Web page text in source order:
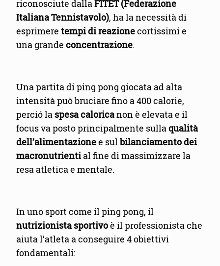
riconosciute dallaFITET (Federazione
Italiana Tennistavolo), ha la necessità di
esprimere tempi di reazionecortissimi e
una grande concentrazione.
Una partita di ping pong giocata ad alta
intensità può bruciare fino a 400 calorie,
perció la spesa caloricanon è elevata e il
focus va posto principalmente sullaqualità
dell’alimentazionee sulbilanciamento dei
macronutriential fine di massimizzare la
resa atletica e mentale.
In uno sport come il ping pong, il
nutrizionista sportivoè il professionista che
aiuta l’atleta a conseguire 4 obiettivi
fondamentali: